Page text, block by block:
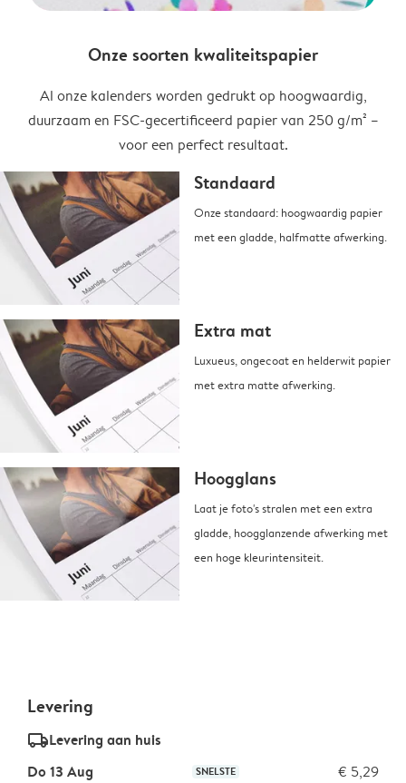
Onze soorten kwaliteitspapier
Al onze kalenders worden gedrukt op hoogwaardig,
duurzaam en FSC-gecertificeerd papier van 250 g/m² –
voor een perfect resultaat.
Standaard
Onze standaard: hoogwaardig papier
met een gladde, halfmatte afwerking.
Extra mat
Luxueus, ongecoat en helderwit papier
met extra matte afwerking.
Hoogglans
Laat je foto's stralen met een extra
gladde, hoogglanzende afwerking met
een hoge kleurintensiteit.
Levering
delivery_standard_v2Levering aan huis
Do 13 Aug
SNELSTE € 5,29